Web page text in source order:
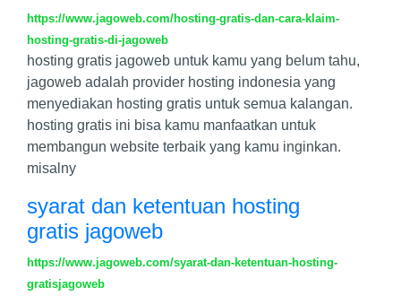
https://www.jagoweb.com/hosting-gratis-dan-cara-klaim-
hosting-gratis-di-jagoweb
hosting gratis jagoweb untuk kamu yang belum tahu,
jagoweb adalah provider hosting indonesia yang
menyediakan hosting gratis untuk semua kalangan.
hosting gratis ini bisa kamu manfaatkan untuk
membangun website terbaik yang kamu inginkan.
misalny
syarat dan ketentuan hosting
gratis jagoweb
https://www.jagoweb.com/syarat-dan-ketentuan-hosting-
gratisjagoweb